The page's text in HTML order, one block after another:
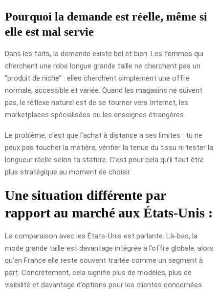
Pourquoi la demande est réelle, même si
elle est mal servie
Dans les faits, la demande existe bel et bien. Les femmes qui
cherchent une robe longue grande taille ne cherchent pas un
“produit de niche” : elles cherchent simplement une offre
normale, accessible et variée. Quand les magasins ne suivent
pas, le réflexe naturel est de se tourner vers Internet, les
marketplaces spécialisées ou les enseignes étrangères.
Le problème, c’est que l’achat à distance a ses limites : tu ne
peux pas toucher la matière, vérifier la tenue du tissu ni tester la
longueur réelle selon ta stature. C’est pour cela qu’il faut être
plus stratégique au moment de choisir.
Une situation différente par
rapport au marché aux États-Unis :
La comparaison avec les États-Unis est parlante. Là-bas, la
mode grande taille est davantage intégrée à l’offre globale, alors
qu’en France elle reste souvent traitée comme un segment à
part. Concrètement, cela signifie plus de modèles, plus de
visibilité et davantage d’options pour les clientes concernées.